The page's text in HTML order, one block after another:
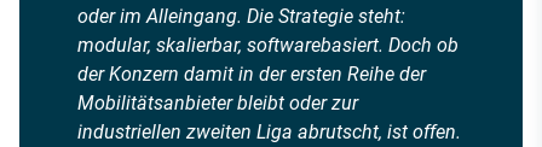
oder im Alleingang. Die Strategie steht:
modular, skalierbar, softwarebasiert. Doch ob
der Konzern damit in der ersten Reihe der
Mobilitätsanbieter bleibt oder zur
industriellen zweiten Liga abrutscht, ist offen.